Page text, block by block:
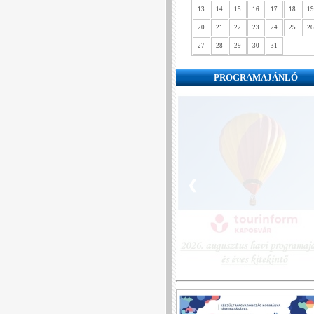
13 14 15 16 17 18 19
20 21 22 23 24 25 26
27 28 29 30 31
PROGRAMAJÁNLÓ